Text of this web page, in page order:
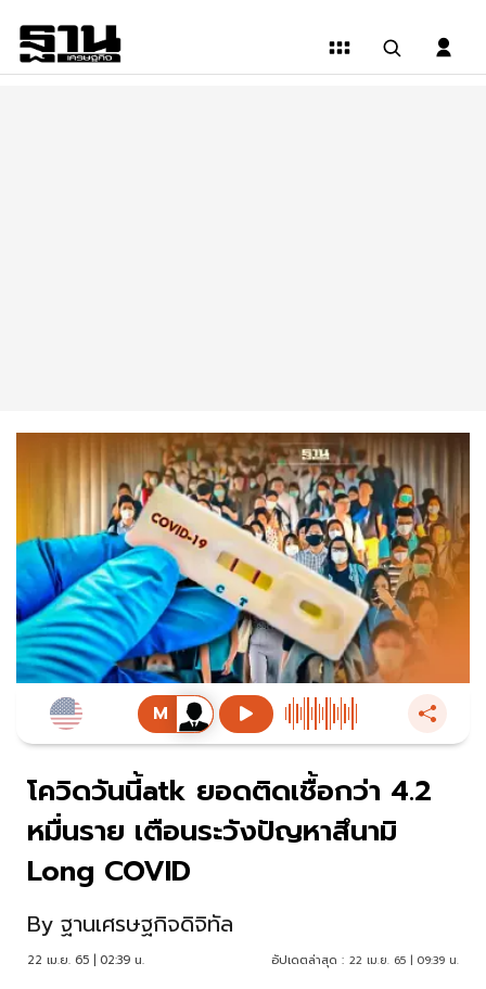
โควิดวันนี้atk ยอดติดเชื้อกว่า 4.2
หมื่นราย เตือนระวังปัญหาสึนามิ
Long COVID
By ฐานเศรษฐกิจดิจิทัล
22 เม.ย. 65 | 02:39 น. อัปเดตล่าสุด : 22 เม.ย. 65 | 09:39 น.